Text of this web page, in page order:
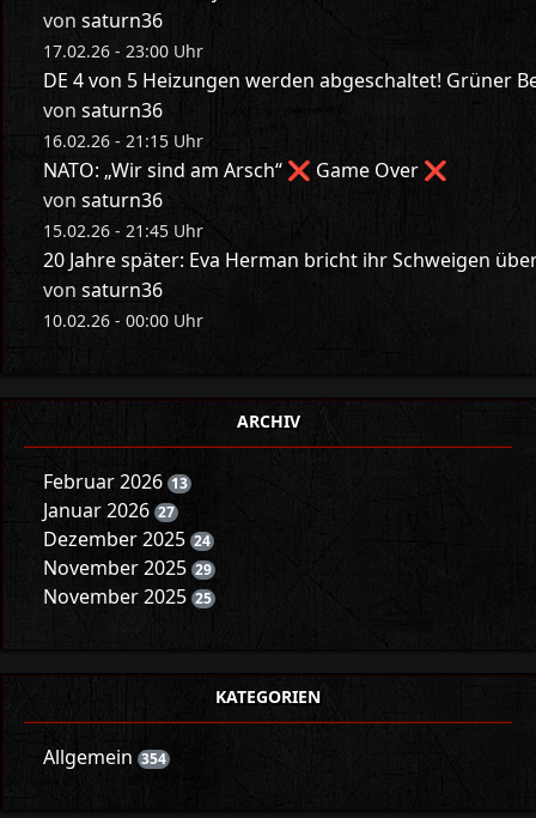
von saturn36
17.02.26 - 23:00 Uhr
DE 4 von 5 Heizungen werden abgeschaltet! Grüner
von saturn36
16.02.26 - 21:15 Uhr
NATO: „Wir sind am Arsch“ ❌ Game Over ❌
von saturn36
15.02.26 - 21:45 Uhr
20 Jahre später: Eva Herman bricht ihr Schweigen
von saturn36
10.02.26 - 00:00 Uhr
ARCHIV
Februar 2026 13
Januar 2026 27
Dezember 2025 24
November 2025 29
November 2025 25
KATEGORIEN
Allgemein 354